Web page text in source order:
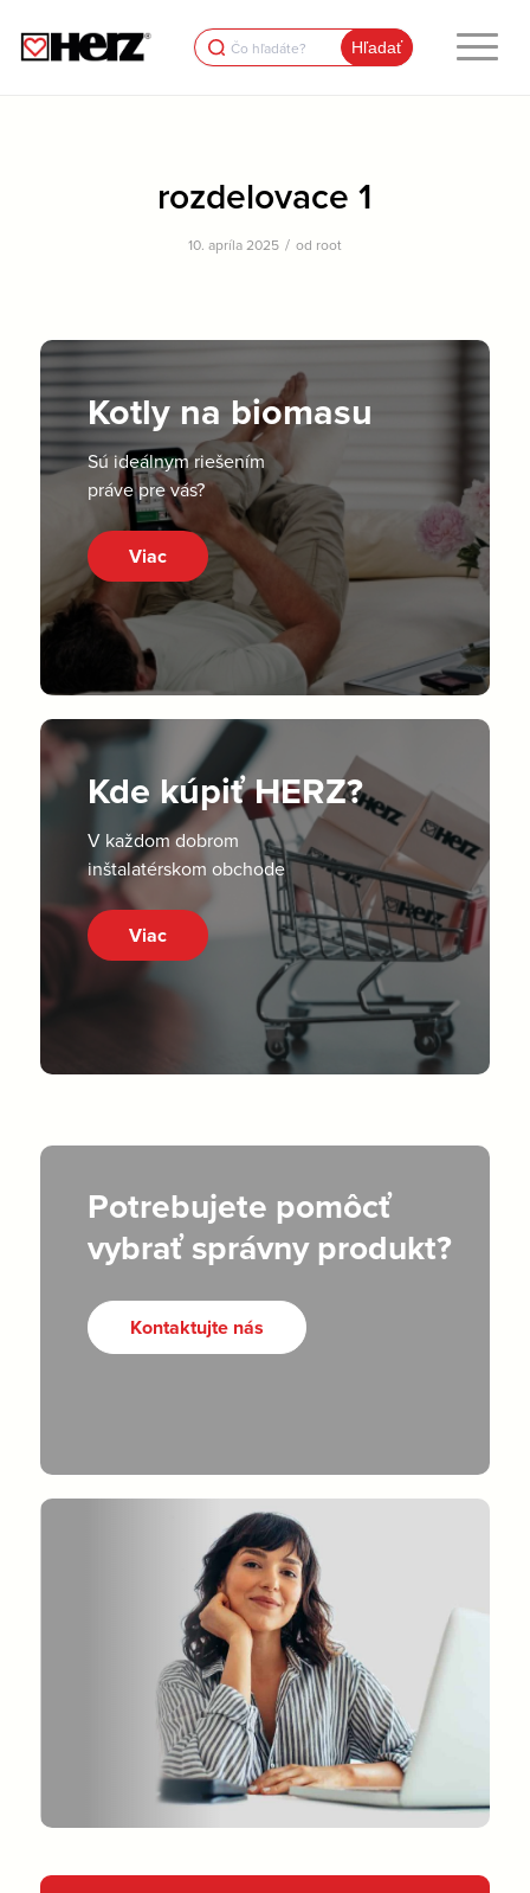
Search
for:
rozdelovace 1
10. apríla 2025 / od root
Kotly na biomasu
Sú ideálnym riešením
práve pre vás?
Viac
Kde kúpiť HERZ?
V každom dobrom
inštalatérskom obchode
Viac
Potrebujete pomôcť
vybrať správny produkt?
Kontaktujte nás